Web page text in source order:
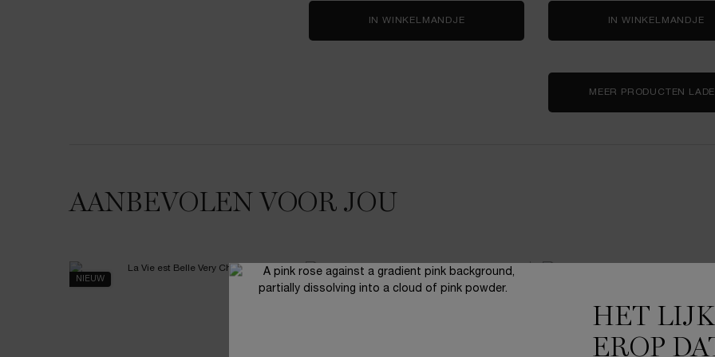
IN WINKELMANDJE LANCÔME ROSE SUGAR SCRUBIN WINKELMANDJE
MEER PRODUCTEN
AANBEVOLEN VOOR JOU
NIEUW NIEUW
HET
EROP